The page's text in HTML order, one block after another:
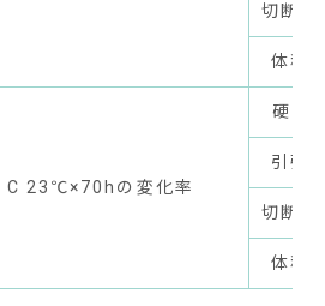
切断時
体積
C 23℃×70hの変化率
硬さ
引張
切断時
体積